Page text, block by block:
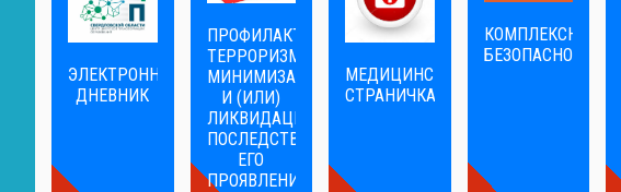
ЭЛЕКТРОННЫЙ
ДНЕВНИК
ПРОФИЛАКТИКА
ТЕРРОРИЗМА,
МИНИМИЗАЦИЯ
И (ИЛИ)
ЛИКВИДАЦИЯ
ПОСЛЕДСТВИЙ
ЕГО
ПРОЯВЛЕНИЙ
МЕДИЦИНСКАЯ
СТРАНИЧКА
КОМПЛЕКСНАЯ
БЕЗОПАСНОСТЬ